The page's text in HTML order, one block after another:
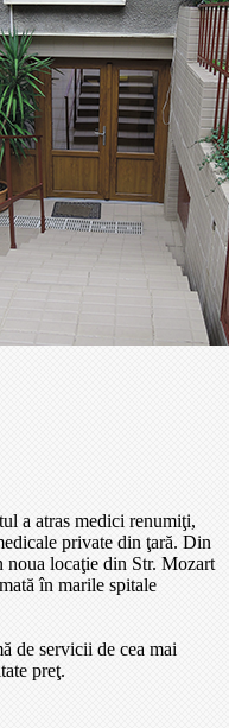
a atras medici renumiţi,
private din ţară. Din
noua locaţie din Str. Mozart
în marile spitale
de servicii de cea mai
preţ.